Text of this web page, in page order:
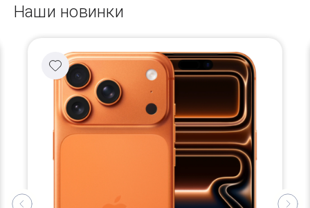
Наши новинки